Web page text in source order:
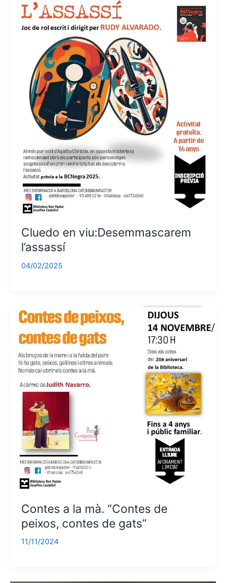
Cluedo en viu:Desemmascarem
l’assassí
04/02/2025
Contes a la mà. “Contes de
peixos, contes de gats”
11/11/2024